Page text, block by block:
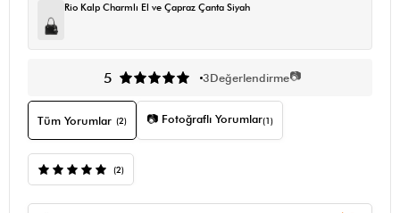
Rio Kalp Charmlı El ve Çapraz Çanta Siyah
5 3Değerlendirme📷
Tüm Yorumlar (2) 📷 Fotoğraflı Yorumlar(1)
(2)